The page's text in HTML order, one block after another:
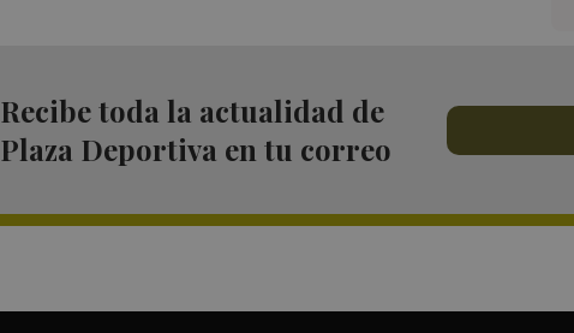
Recibe toda la actualidad de
Plaza Deportiva en tu correo